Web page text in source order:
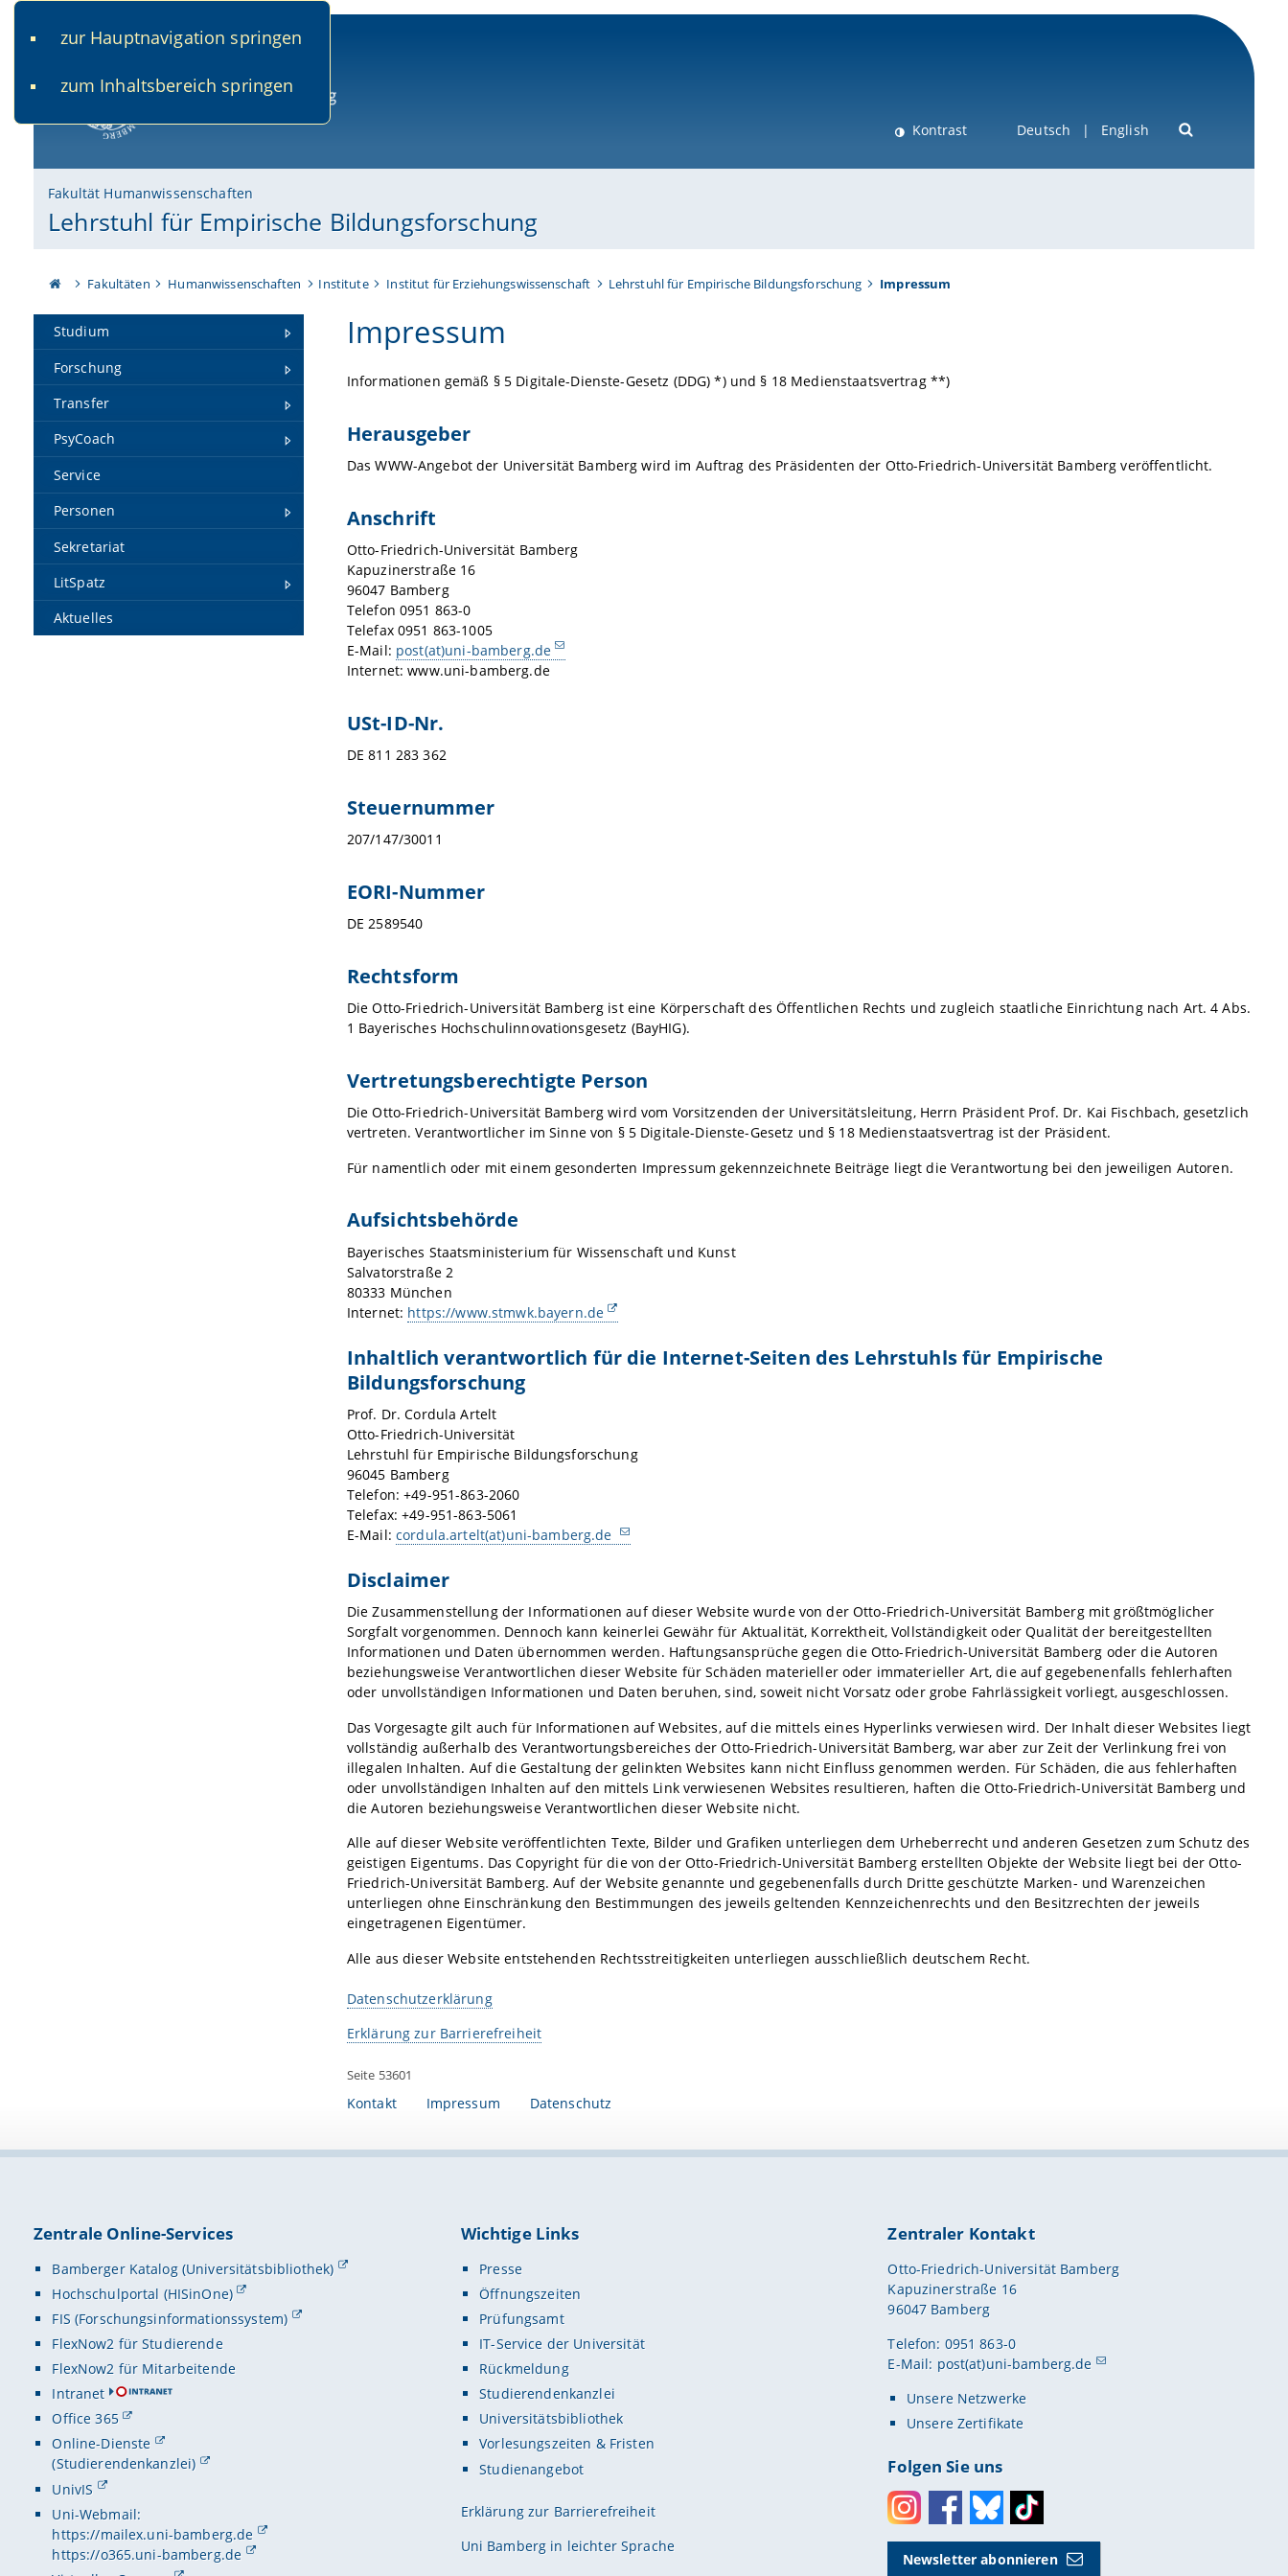
zur Hauptnavigation springen
zum Inhaltsbereich springen
Kontrast Deutsch English
Fakultät Humanwissenschaften
Lehrstuhl für Empirische Bildungsforschung
Fakultäten Humanwissenschaften Institute Institut für Erziehungswissenschaft Lehrstuhl für Empirische Bildungsforschung Impressum
Studium
Forschung
Transfer
PsyCoach
Service
Personen
Sekretariat
LitSpatz
Aktuelles
Impressum
Informationen gemäß § 5 Digitale-Dienste-Gesetz (DDG) *) und § 18 Medienstaatsvertrag **)
Herausgeber
Das WWW-Angebot der Universität Bamberg wird im Auftrag des Präsidenten der Otto-Friedrich-Universität Bamberg veröffentlicht.
Anschrift
Otto-Friedrich-Universität Bamberg
Kapuzinerstraße 16
96047 Bamberg
Telefon 0951 863-0
Telefax 0951 863-1005
E-Mail: post(at)uni-bamberg.de
Internet: www.uni-bamberg.de
USt-ID-Nr.
DE 811 283 362
Steuernummer
207/147/30011
EORI-Nummer
DE 2589540
Rechtsform
Die Otto-Friedrich-Universität Bamberg ist eine Körperschaft des Öffentlichen Rechts und zugleich staatliche Einrichtung nach Art. 4 Abs.
1 Bayerisches Hochschulinnovationsgesetz (BayHIG).
Vertretungsberechtigte Person
Die Otto-Friedrich-Universität Bamberg wird vom Vorsitzenden der Universitätsleitung, Herrn Präsident Prof. Dr. Kai Fischbach, gesetzlich
vertreten. Verantwortlicher im Sinne von § 5 Digitale-Dienste-Gesetz und § 18 Medienstaatsvertrag ist der Präsident.
Für namentlich oder mit einem gesonderten Impressum gekennzeichnete Beiträge liegt die Verantwortung bei den jeweiligen Autoren.
Aufsichtsbehörde
Bayerisches Staatsministerium für Wissenschaft und Kunst
Salvatorstraße 2
80333 München
Internet: https://www.stmwk.bayern.de
Inhaltlich verantwortlich für die Internet-Seiten des Lehrstuhls für Empirische
Bildungsforschung
Prof. Dr. Cordula Artelt
Otto-Friedrich-Universität
Lehrstuhl für Empirische Bildungsforschung
96045 Bamberg
Telefon: +49-951-863-2060
Telefax: +49-951-863-5061
E-Mail: cordula.artelt(at)uni-bamberg.de
Disclaimer
Die Zusammenstellung der Informationen auf dieser Website wurde von der Otto-Friedrich-Universität Bamberg mit größtmöglicher
Sorgfalt vorgenommen. Dennoch kann keinerlei Gewähr für Aktualität, Korrektheit, Vollständigkeit oder Qualität der bereitgestellten
Informationen und Daten übernommen werden. Haftungsansprüche gegen die Otto-Friedrich-Universität Bamberg oder die Autoren
beziehungsweise Verantwortlichen dieser Website für Schäden materieller oder immaterieller Art, die auf gegebenenfalls fehlerhaften
oder unvollständigen Informationen und Daten beruhen, sind, soweit nicht Vorsatz oder grobe Fahrlässigkeit vorliegt, ausgeschlossen.
Das Vorgesagte gilt auch für Informationen auf Websites, auf die mittels eines Hyperlinks verwiesen wird. Der Inhalt dieser Websites liegt
vollständig außerhalb des Verantwortungsbereiches der Otto-Friedrich-Universität Bamberg, war aber zur Zeit der Verlinkung frei von
illegalen Inhalten. Auf die Gestaltung der gelinkten Websites kann nicht Einfluss genommen werden. Für Schäden, die aus fehlerhaften
oder unvollständigen Inhalten auf den mittels Link verwiesenen Websites resultieren, haften die Otto-Friedrich-Universität Bamberg und
die Autoren beziehungsweise Verantwortlichen dieser Website nicht.
Alle auf dieser Website veröffentlichten Texte, Bilder und Grafiken unterliegen dem Urheberrecht und anderen Gesetzen zum Schutz des
geistigen Eigentums. Das Copyright für die von der Otto-Friedrich-Universität Bamberg erstellten Objekte der Website liegt bei der Otto-
Friedrich-Universität Bamberg. Auf der Website genannte und gegebenenfalls durch Dritte geschützte Marken- und Warenzeichen
unterliegen ohne Einschränkung den Bestimmungen des jeweils geltenden Kennzeichenrechts und den Besitzrechten der jeweils
eingetragenen Eigentümer.
Alle aus dieser Website entstehenden Rechtsstreitigkeiten unterliegen ausschließlich deutschem Recht.
Datenschutzerklärung
Erklärung zur Barrierefreiheit
Seite 53601
Kontakt Impressum Datenschutz
Zentrale Online-Services
Bamberger Katalog (Universitätsbibliothek)
Hochschulportal (HISinOne)
FIS (Forschungsinformationssystem)
FlexNow2 für Studierende
FlexNow2 für Mitarbeitende
Intranet
Office 365
Online-Dienste
(Studierendenkanzlei)
UnivIS
Uni-Webmail:
https://mailex.uni-bamberg.de
https://o365.uni-bamberg.de
Wichtige Links
Presse
Öffnungszeiten
Prüfungsamt
IT-Service der Universität
Rückmeldung
Studierendenkanzlei
Universitätsbibliothek
Vorlesungszeiten & Fristen
Studienangebot
Erklärung zur Barrierefreiheit
Uni Bamberg in leichter Sprache
Zentraler Kontakt
Otto-Friedrich-Universität Bamberg
Kapuzinerstraße 16
96047 Bamberg
Telefon: 0951 863-0
E-Mail: post(at)uni-bamberg.de
Unsere Netzwerke
Unsere Zertifikate
Folgen Sie uns
InstagramFacebookBlueskyToktok
Newsletter abonnieren